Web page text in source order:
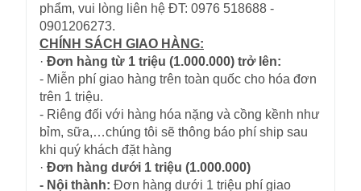
phẩm, vui lòng liên hệ ĐT: 0976 518688 -
0901206273.
CHÍNH SÁCH GIAO HÀNG:
· Đơn hàng từ 1 triệu (1.000.000) trở lên:
- Miễn phí giao hàng trên toàn quốc cho hóa đơn
trên 1 triệu.
- Riêng đối với hàng hóa nặng và cồng kềnh như
bỉm, sữa,…chúng tôi sẽ thông báo phí ship sau
khi quý khách đặt hàng
· Đơn hàng dưới 1 triệu (1.000.000)
- Nội thành: Đơn hàng dưới 1 triệu phí giao